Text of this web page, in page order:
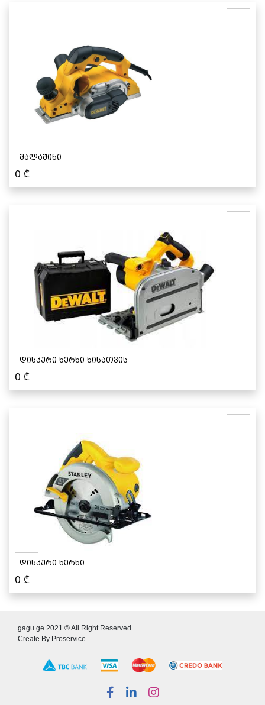
შალაშინი
0 ₾
დისკური ხერხი ხისათვის
0 ₾
დისკური ხერხი
0 ₾
gagu.ge 2021 © All Right Reserved
Create By Proservice